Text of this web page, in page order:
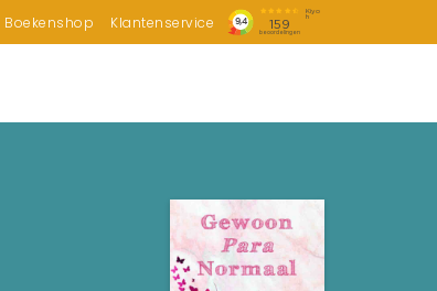
Boekenshop Klantenservice